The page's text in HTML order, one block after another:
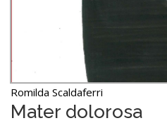
Romilda Scaldaferri
Mater dolorosa